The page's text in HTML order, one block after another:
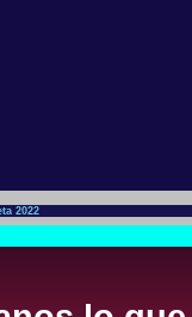
2022